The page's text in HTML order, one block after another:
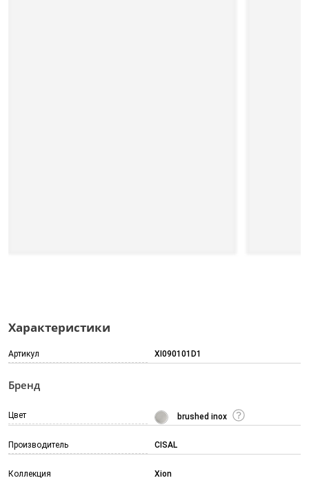
Характеристики
Артикул XI090101D1
Бренд
Цвет brushed inox
Производитель CISAL
Коллекция Xion